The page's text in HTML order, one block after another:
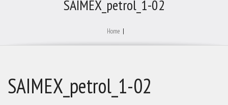
SAIMEX_petrol_1-02
Home |
SAIMEX_petrol_1-02